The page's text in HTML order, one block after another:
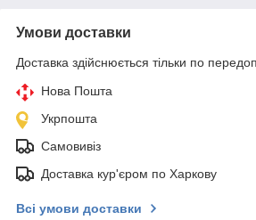
Умови доставки
Доставка здійснюється тільки по
Нова Пошта
Укрпошта
Самовивіз
Доставка кур'єром по Харкову
Всі умови доставки